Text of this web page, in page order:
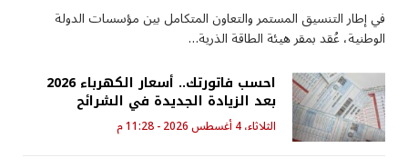
في إطار التنسيق المستمر والتعاون المتكامل بين مؤسسات الدولة
الوطنية، عُقد بمقر هيئة الطاقة الذرية…
احسب فاتورتك.. أسعار الكهرباء 2026
بعد الزيادة الجديدة في الشرائح
الثلاثاء، 4 أغسطس 2026 - 11:28 م